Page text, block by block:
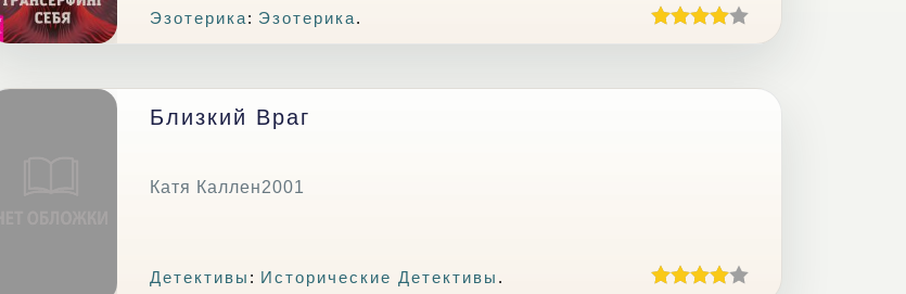
Эзотерика: Эзотерика.
Близкий Враг
Катя Каллен2001
Детективы : Исторические Детективы .